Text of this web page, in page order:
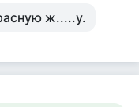
ж.....у.